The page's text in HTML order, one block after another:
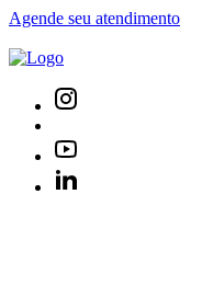
Agende seu atendimento